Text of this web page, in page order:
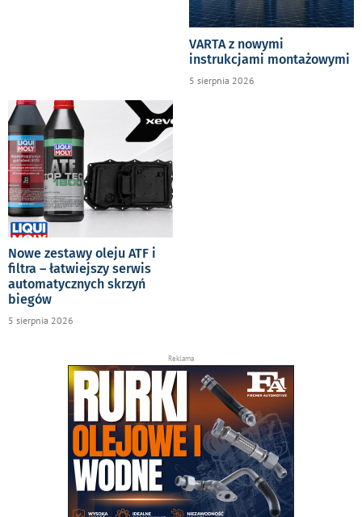
VARTA z nowymi
instrukcjami montażowymi
5 sierpnia 2026
Nowe zestawy oleju ATF i
filtra – łatwiejszy serwis
automatycznych skrzyń
biegów
5 sierpnia 2026
Reklama